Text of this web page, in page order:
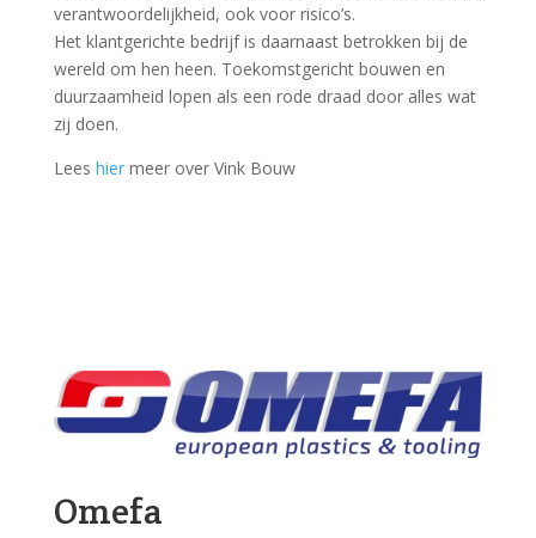
verantwoordelijkheid, ook voor risico’s.
Het klantgerichte bedrijf is daarnaast betrokken bij de
wereld om hen heen. Toekomstgericht bouwen en
duurzaamheid lopen als een rode draad door alles wat
zij doen.
Lees hiermeer over Vink Bouw
Omefa